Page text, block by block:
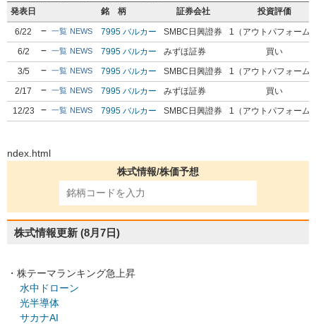
発表日
銘 柄 証券会社 投資評価
6/22 一覧 NEWS 7995 バルカー SMBC日興證券
1（アウトパフォーム
6/2
一覧 NEWS 7995 バルカー みずほ証券
買い
3/5
一覧 NEWS 7995 バルカー SMBC日興證券
1（アウトパフォーム
2/17
一覧 NEWS 7995 バルカー みずほ証券
買い
12/23
一覧 NEWS 7995 バルカー SMBC日興證券 1（アウトパフォーム
ndex.html
株式情報/株価予想
株式情報更新 (8月7日)
・株テーマランキング急上昇
水中ドローン
光半導体
サカナAI